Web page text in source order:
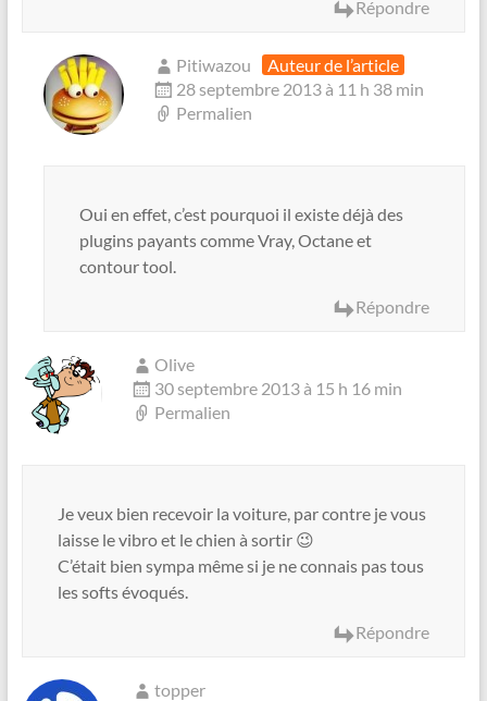
Répondre
Pitiwazou
Auteur de l’article
28 septembre 2013 à 11 h 38 min
Permalien
Oui en effet, c’est pourquoi il existe déjà des
plugins payants comme Vray, Octane et
contour tool.
Répondre
Olive
30 septembre 2013 à 15 h 16 min
Permalien
Je veux bien recevoir la voiture, par contre je vous
laisse le vibro et le chien à sortir 😉
C’était bien sympa même si je ne connais pas tous
les softs évoqués.
Répondre
topper